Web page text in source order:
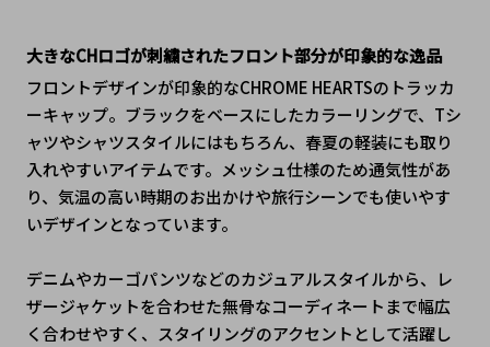
大きなCHロゴが刺繍されたフロント部分が印象的な逸品
フロントデザインが印象的なCHROME HEARTSのトラッカ
ーキャップ。ブラックをベースにしたカラーリングで、Tシ
ャツやシャツスタイルにはもちろん、春夏の軽装にも取り
入れやすいアイテムです。メッシュ仕様のため通気性があ
り、気温の高い時期のお出かけや旅行シーンでも使いやす
いデザインとなっています。
デニムやカーゴパンツなどのカジュアルスタイルから、レ
ザージャケットを合わせた無骨なコーディネートまで幅広
く合わせやすく、スタイリングのアクセントとして活躍し